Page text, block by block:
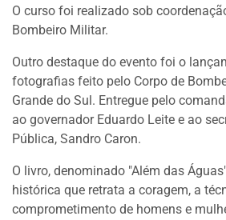
O curso foi realizado sob
Bombeiro Militar.
Outro destaque do evento foi o
fotografias feito pelo Corpo de
Grande do Sul. Entregue pelo
ao governador Eduardo Leite e ao
Pública, Sandro Caron.
O livro, denominado "Além das
histórica que retrata a coragem, a
comprometimento de homens e